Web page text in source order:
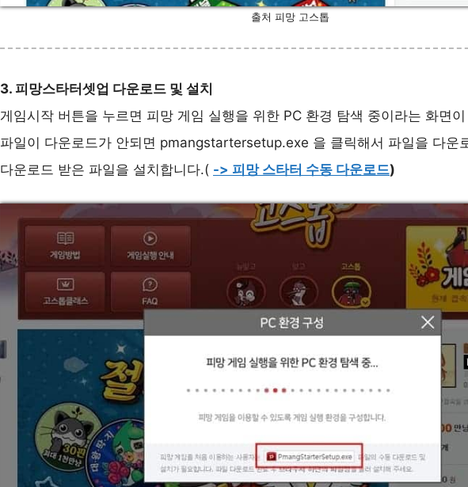
출처 피망 고스톱
3. 피망스타터셋업 다운로드 및 설치
게임시작 버튼을 누르면 피망 게임 실행을 위한 PC 환경 탐색 중이라는 화면
파일이 다운로드가 안되면 pmangstartersetup.exe 을 클릭해서 파일을 다운
다운로드 받은 파일을 설치합니다.( -> 피망 스타터 수동 다운로드)